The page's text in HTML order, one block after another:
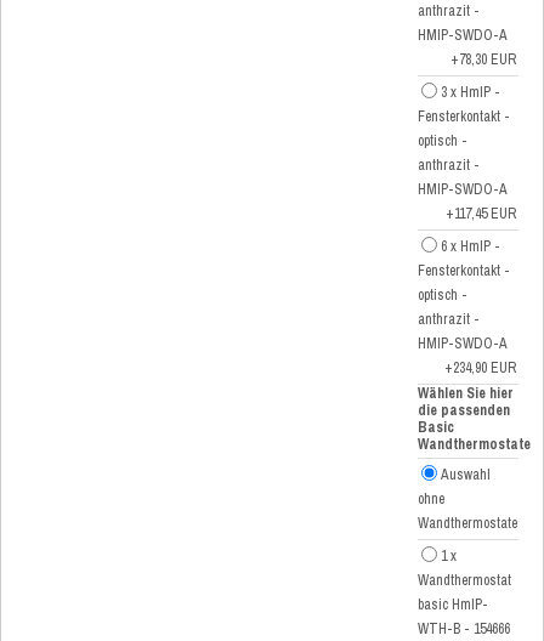
anthrazit -
HMIP-SWDO-A
+78,30 EUR
3 x HmIP -
Fensterkontakt -
optisch -
anthrazit -
HMIP-SWDO-A
+117,45 EUR
6 x HmIP -
Fensterkontakt -
optisch -
anthrazit -
HMIP-SWDO-A
+234,90 EUR
Wählen Sie hier
die passenden
Basic
Wandthermostate
Auswahl
ohne
Wandthermostate
1 x
Wandthermostat
basic HmIP-
WTH-B - 154666